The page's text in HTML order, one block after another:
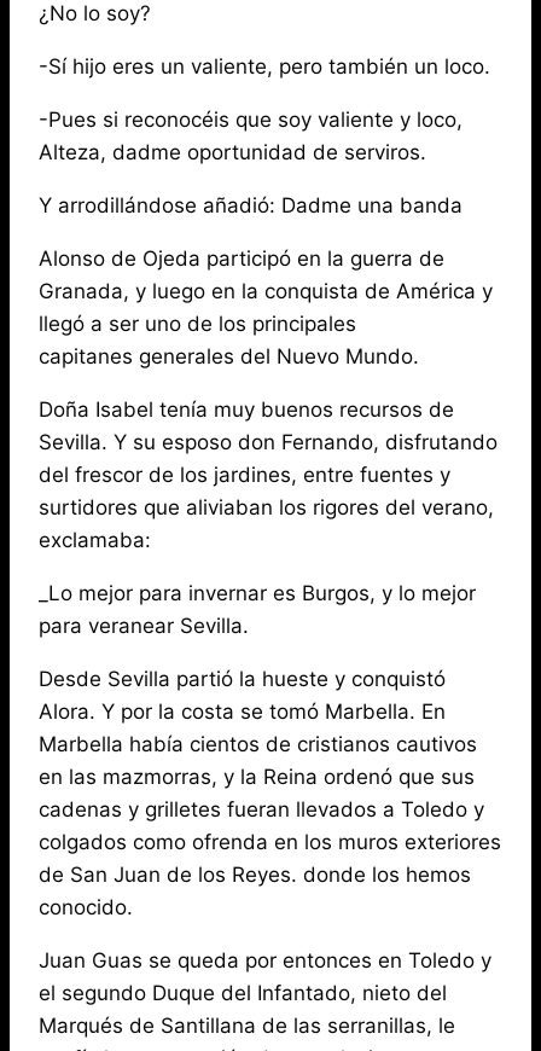
¿No lo soy?
-Sí hijo eres un valiente, pero también un loco.
-Pues si reconocéis que soy valiente y loco,
Alteza, dadme oportunidad de serviros.
Y arrodillándose añadió: Dadme una banda
Alonso de Ojeda participó en la guerra de
Granada, y luego en la conquista de América y
llegó a ser uno de los principales
capitanes generales del Nuevo Mundo.
Doña Isabel tenía muy buenos recursos de
Sevilla. Y su esposo don Fernando, disfrutando
del frescor de los jardines, entre fuentes y
surtidores que aliviaban los rigores del verano,
exclamaba:
_Lo mejor para invernar es Burgos, y lo mejor
para veranear Sevilla.
Desde Sevilla partió la hueste y conquistó
Alora. Y por la costa se tomó Marbella. En
Marbella había cientos de cristianos cautivos
en las mazmorras, y la Reina ordenó que sus
cadenas y grilletes fueran llevados a Toledo y
colgados como ofrenda en los muros exteriores
de San Juan de los Reyes. donde los hemos
conocido.
Juan Guas se queda por entonces en Toledo y
el segundo Duque del Infantado, nieto del
Marqués de Santillana de las serranillas, le